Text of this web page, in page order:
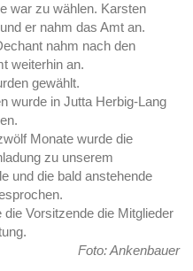
war zu wählen. Karsten
er nahm das Amt an.
nahm nach den
weiterhin an.
gewählt.
wurde in Jutta Herbig-Lang
Monate wurde die
zu unserem
und die bald anstehende
Vorsitzende die Mitglieder
Foto: Ankenbauer